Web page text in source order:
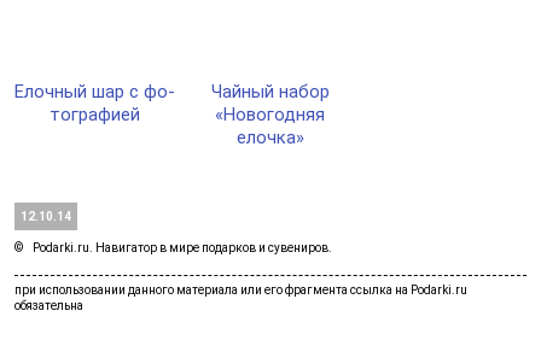
12.10.14
Елоч­ный шар с фо­
тог­ра­фией
Чай­ный на­бор
«Ново­год­няя
елоч­ка»
Podarki.ru. Навигатор в мире подарков и сувениров.